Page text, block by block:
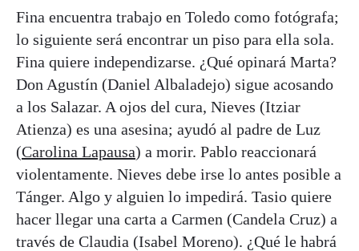
Fina encuentra trabajo en Toledo como fotógrafa;
lo siguiente será encontrar un piso para ella sola.
Fina quiere independizarse. ¿Qué opinará Marta?
Don Agustín (Daniel Albaladejo) sigue acosando
a los Salazar. A ojos del cura, Nieves (Itziar
Atienza) es una asesina; ayudó al padre de Luz
(Carolina Lapausa) a morir. Pablo reaccionará
violentamente. Nieves debe irse lo antes posible a
Tánger. Algo y alguien lo impedirá. Tasio quiere
hacer llegar una carta a Carmen (Candela Cruz) a
través de Claudia (Isabel Moreno). ¿Qué le habrá